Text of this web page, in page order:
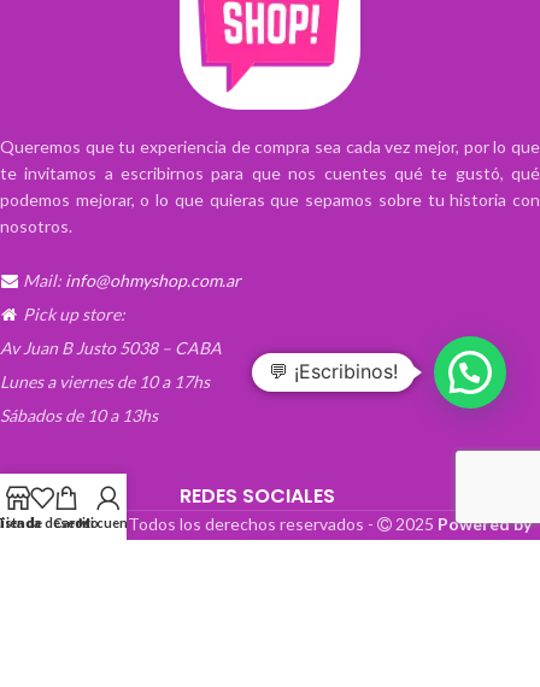
Queremos que tu experiencia de compra sea cada vez mejor, por lo que
te invitamos a escribirnos para que nos cuentes qué te gustó, qué
podemos mejorar, o lo que quieras que sepamos sobre tu historia con
nosotros.
Mail: info@ohmyshop.com.ar
Pick up store:
Av Juan B Justo 5038 – CABA
Lunes a viernes de 10 a 17hs
Sábados de 10 a 13hs
REDES SOCIALES
OhMyTienda! - Todos los derechos reservados - 2025 Powered by
de deseos
CarritoMi cuenta
💬 ¡Escribinos!